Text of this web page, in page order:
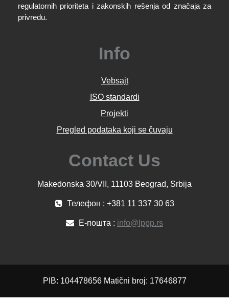
regulatornih prioriteta i zakonskih rešenja od značaja za
privredu.
Info
Vebsajt
ISO standardi
Projekti
Pregled podataka koji se čuvaju
Contact Us
Makedonska 30/VII, 11103 Beograd, Srbija
Телефон : +381 11 337 30 63
Е-пошта : info@lppp.rs
PIB: 104478656 Matični broj: 17646877